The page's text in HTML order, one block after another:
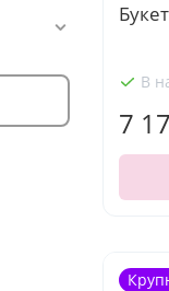
В
7